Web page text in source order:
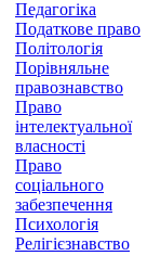
Педагогіка
Податкове право
Політологія
Порівняльне
правознавство
Право
інтелектуальної
власності
Право
соціального
забезпечення
Психологія
Релігієзнавство